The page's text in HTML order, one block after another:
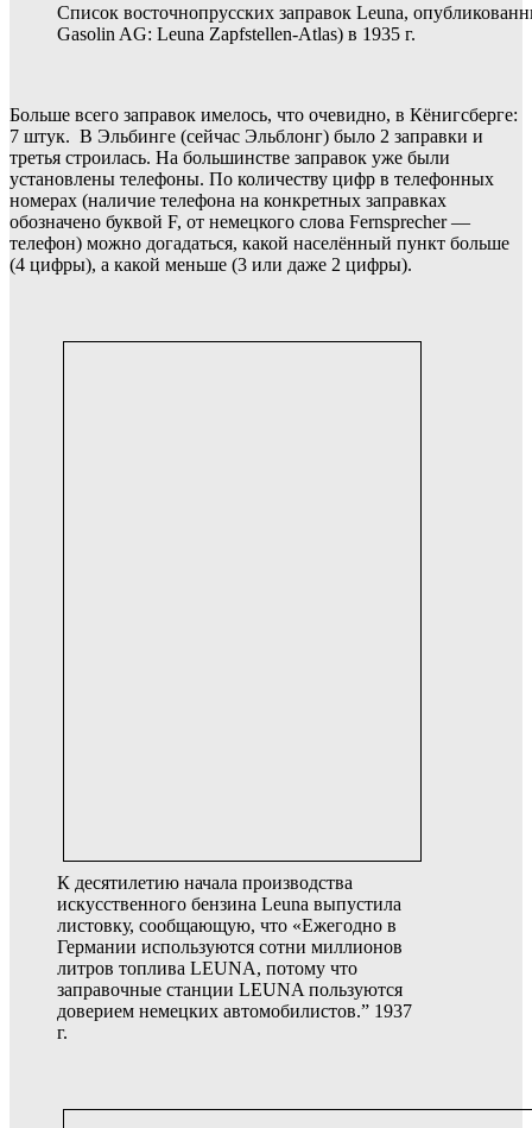
Список восточнопрусских заправок Leuna,
Gasolin AG: Leuna Zapfstellen-Atlas) в 1935 г.
Больше всего заправок имелось, что очевидно, в Кёнигсберге:
7 штук. В Эльбинге (сейчас Эльблонг) было 2 заправки и
третья строилась. На большинстве заправок уже были
установлены телефоны. По количеству цифр в телефонных
номерах (наличие телефона на конкретных заправках
обозначено буквой F, от немецкого слова Fernsprecher —
телефон) можно догадаться, какой населённый пункт больше
(4 цифры), а какой меньше (3 или даже 2 цифры).
К десятилетию начала производства
искусственного бензина Leuna выпустила
листовку, сообщающую, что «Ежегодно в
Германии используются сотни миллионов
литров топлива LEUNA, потому что
заправочные станции LEUNA пользуются
доверием немецких автомобилистов.” 1937
г.